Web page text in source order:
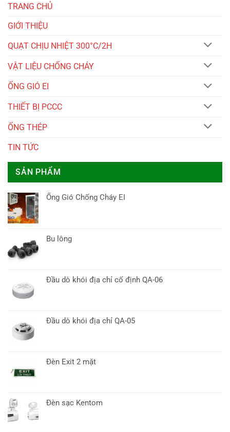
TRANG CHỦ
GIỚI THIỆU
QUẠT CHỊU NHIỆT 300°C/2H
VẬT LIỆU CHỐNG CHÁY
ỐNG GIÓ EI
THIẾT BỊ PCCC
ỐNG THÉP
TIN TỨC
SẢN PHẨM
Ống Gió Chống Cháy EI
Bu lông
Đầu dò khói địa chỉ cố định QA-06
Đầu dò khói địa chỉ QA-05
Đèn Exit 2 mặt
Đèn sạc Kentom